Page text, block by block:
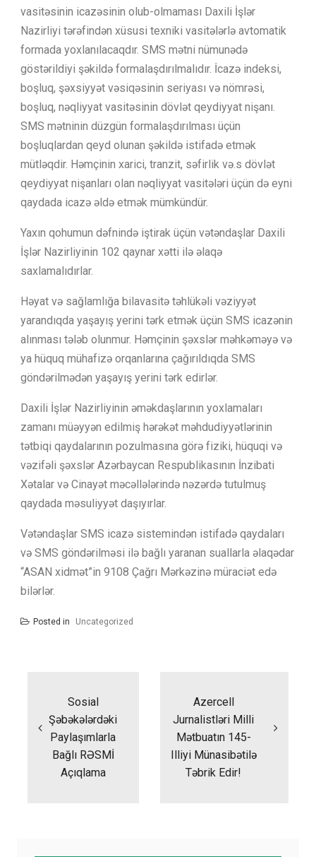
vasitəsinin icazəsinin olub-olmaması Daxili İşlər
Nazirliyi tərəfindən xüsusi texniki vasitələrlə avtomatik
formada yoxlanılacaqdır. SMS mətni nümunədə
göstərildiyi şəkildə formalaşdırılmalıdır. İcazə indeksi,
boşluq, şəxsiyyət vəsiqəsinin seriyası və nömrəsi,
boşluq, nəqliyyat vasitəsinin dövlət qeydiyyat nişanı.
SMS mətninin düzgün formalaşdırılması üçün
boşluqlardan qeyd olunan şəkildə istifadə etmək
mütləqdir. Həmçinin xarici, tranzit, səfirlik və.s dövlət
qeydiyyat nişanları olan nəqliyyat vasitələri üçün də eyni
qaydada icazə əldə etmək mümkündür.
Yaxın qohumun dəfnində iştirak üçün vətəndaşlar Daxili
İşlər Nazirliyinin 102 qaynar xətti ilə əlaqə
saxlamalıdırlar.
Həyat və sağlamlığa bilavasitə təhlükəli vəziyyət
yarandıqda yaşayış yerini tərk etmək üçün SMS icazənin
alınması tələb olunmur. Həmçinin şəxslər məhkəməyə və
ya hüquq mühafizə orqanlarına çağırıldıqda SMS
göndərilmədən yaşayış yerini tərk edirlər.
Daxili İşlər Nazirliyinin əməkdaşlarının yoxlamaları
zamanı müəyyən edilmiş hərəkət məhdudiyyətlərinin
tətbiqi qaydalarının pozulmasına görə fiziki, hüquqi və
vəzifəli şəxslər Azərbaycan Respublikasının İnzibati
Xətalar və Cinayət məcəllələrində nəzərdə tutulmuş
qaydada məsuliyyət daşıyırlar.
Vətəndaşlar SMS icazə sistemindən istifadə qaydaları
və SMS göndərilməsi ilə bağlı yaranan suallarla əlaqədar
“ASAN xidmət”in 9108 Çağrı Mərkəzinə müraciət edə
bilərlər.
Posted in Uncategorized
Sosial
Şəbəkələrdəki
Paylaşımlarla
Bağlı RƏSMİ
Açıqlama
Azercell
Jurnalistləri Milli
Mətbuatın 145-
Illiyi Münasibətilə
Təbrik Edir!